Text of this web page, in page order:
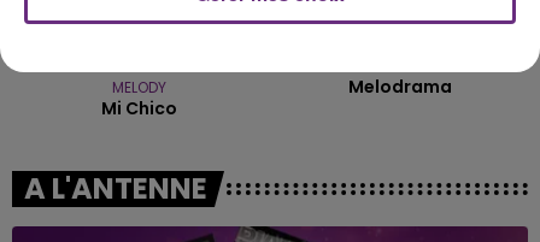
MELODY
Mi Chico
Melodrama
A L'ANTENNE